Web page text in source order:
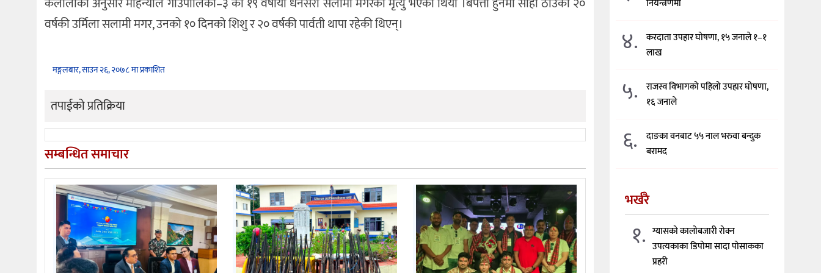
वर्षकी उर्मिला सलामी मगर, उनको १० दिनको शिशु र २० वर्षकी पार्वती थापा रहेकी थिएन्।
मङ्गलबार, साउन २६, २०७८ मा प्रकाशित
तपाईको प्रतिक्रिया
सम्बन्धित समाचार
नियन्त्रणमा
४.
करदाता उपहार घोषणा, १५ जनाले १–१
लाख
५.
राजस्व विभागको पहिलो उपहार घोषणा,
१६ जनाले
६.
दाङका वनबाट ५५ नाल भरुवा बन्दुक
बरामद
भर्खरै
१. ग्यासको कालोबजारी रोक्न
उपत्यकाका डिपोमा सादा पोसाकका
प्रहरी